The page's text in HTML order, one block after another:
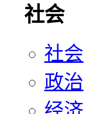
社会
社会
政治